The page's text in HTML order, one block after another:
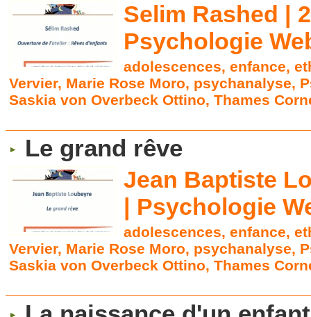
Selim Rashed |
Psychologie
adolescences,enfance,
Vervier, Marie Rose Moro, psychanalyse,
Saskia von Overbeck Ottino,Thames
Le grand rêve
Jean Baptiste
| Psychologie
adolescences,enfance,
Vervier, Marie Rose Moro, psychanalyse,
Saskia von Overbeck Ottino,Thames